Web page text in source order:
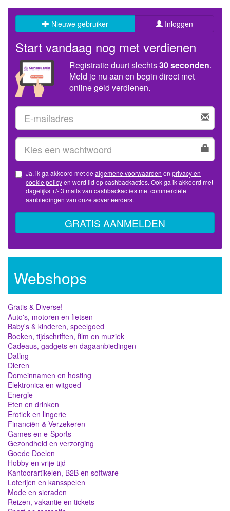
Nieuwe gebruiker Inloggen
Start vandaag nog met verdienen
Registratie duurt slechts30 seconden.
Meld je nu aan en begin direct met
online geld verdienen.
Ja, ik ga akkoord met de algemene voorwaarden en privacy en
cookie policy
dagelijks +/- 3 mails van cashbackacties met commerciële
aanbiedingen van onze adverteerders.
GRATIS AANMELDEN
Webshops
Gratis & Diverse!
Auto's, motoren en fietsen
Baby's & kinderen, speelgoed
Boeken, tijdschriften, film en muziek
Cadeaus, gadgets en dagaanbiedingen
Dating
Dieren
Domeinnamen en hosting
Elektronica en witgoed
Energie
Eten en drinken
Erotiek en lingerie
Financiën & Verzekeren
Games en e-Sports
Gezondheid en verzorging
Goede Doelen
Hobby en vrije tijd
Kantoorartikelen, B2B en software
Loterijen en kansspelen
Mode en sieraden
Reizen, vakantie en tickets